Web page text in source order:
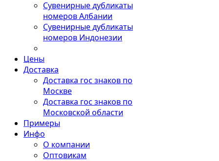
Сувенирные дубликаты
номеров Албании
Сувенирные дубликаты
номеров Индонезии
Цены
Доставка
Доставка гос знаков по
Москве
Доставка гос знаков по
Московской области
Примеры
Инфо
О компании
Оптовикам